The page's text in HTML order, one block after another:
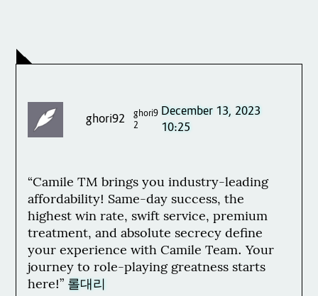
ghori92
ghori9
2
December 13, 2023
10:25
“Camile TM brings you industry-leading
affordability! Same-day success, the
highest win rate, swift service, premium
treatment, and absolute secrecy define
your experience with Camile Team. Your
journey to role-playing greatness starts
here!” 롤대리